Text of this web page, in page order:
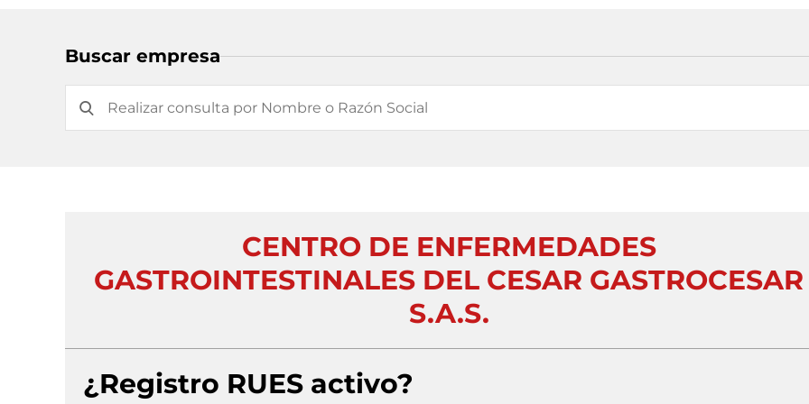
Buscar empresa
CENTRO DE ENFERMEDADES
GASTROINTESTINALES DEL CESAR GASTROCESAR
S.A.S.
¿Registro RUES activo?